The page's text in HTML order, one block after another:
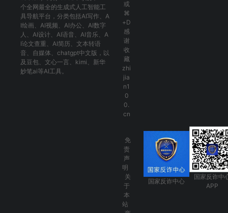
个全网最全的生成式人工智能工
具导航平台，分类包括AI写作 、 A
I绘画 、 AI视频 、 AI办公 、 AI数字
人 、 AI设计、 AI语音、 AI音乐、 A
I论文查重 、 AI简历 、 文本转语
音、 自媒体 、 chatgpt中文版 ，以
及 豆包、 文心一言 、 kimi 、 新华
妙笔ai等AI工具。
或
⌘
+D
感
谢
收
藏
zhi
jia
n1
0
0.
cn
免
责
声
明
关
于
本
站
国家反诈中心
国家反诈中
APP